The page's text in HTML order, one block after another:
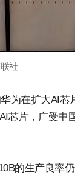
社
为在扩大AI
芯片，广受
的生产良率